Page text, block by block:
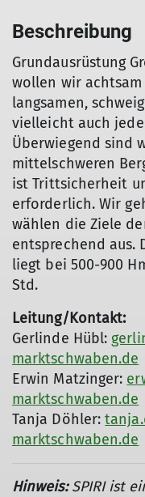
Beschreibung
Grundausrüstung
wollen wir
langsamen,
vielleicht auch
Überwiegend sind
mittelschweren
ist Trittsicherheit
erforderlich. Wir
wählen die Ziele
entsprechend aus.
liegt bei 500-900
Std.
Leitung/Kontakt:
Gerlinde Hübl:
marktschwaben.de
Erwin Matzinger:
marktschwaben.de
Tanja Döhler:
marktschwaben.de
Hinweis:SPIRI ist